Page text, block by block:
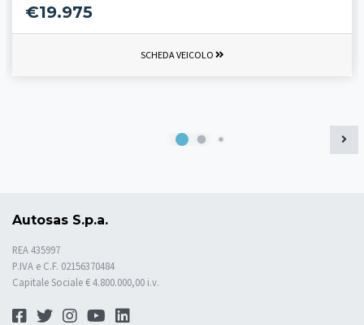
€19.975
SCHEDA VEICOLO
Autosas S.p.a.
REA 435997
P.IVA e C.F. 02156370484
Capitale Sociale € 4.800.000,00 i.v.